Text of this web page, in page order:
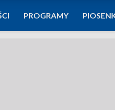
PROGRAMY